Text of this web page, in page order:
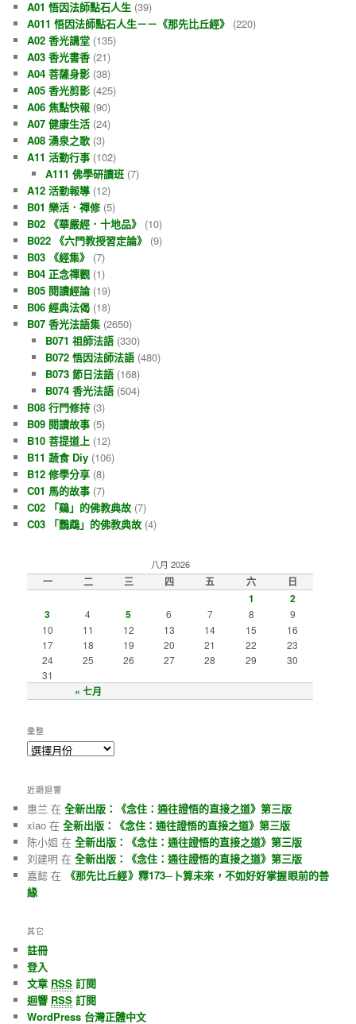
A01 悟因法師點石人生 (39)
A011 悟因法師點石人生－－《那先比丘經》 (220)
A02 香光講堂 (135)
A03 香光書香 (21)
A04 菩薩身影 (38)
A05 香光剪影 (425)
A06 焦點快報 (90)
A07 健康生活 (24)
A08 湧泉之歌 (3)
A11 活動行事 (102)
A111 佛學研讀班(7)
A12 活動報導 (12)
B01 樂活．禪修(5)
B02 《華嚴經．十地品》 (10)
B022 《六門教授習定論》 (9)
B03 《經集》 (7)
B04 正念禪觀 (1)
B05 閱讀經論 (19)
B06 經典法偈 (18)
B07 香光法語集 (2650)
B071 祖師法語(330)
B072 悟因法師法語(480)
B073 節日法語(168)
B074 香光法語(504)
B08 行門修持 (3)
B09 閱讀故事 (5)
B10 菩提道上 (12)
B11 蔬食 Diy (106)
B12 修學分享 (8)
C01 馬的故事 (7)
C02 「鷄」的佛教典故 (7)
C03 「鸚鵡」的佛教典故 (4)
八月 2026
一 二 三 四 五 六 日
« 七月
1
2
3
4 5 6 7 8
9
10
11 12 13 14 15
16
17
18 19 20 21 22
23
24
25 26 27 28 29
30
31
彙整
近期迴響
惠兰 在全新出版：《念住：通往證悟的直接之道》第三版
xiao 在全新出版：《念住：通往證悟的直接之道》第三版
陈小姐 在全新出版：《念住：通往證悟的直接之道》第三版
刘建明 在全新出版：《念住：通往證悟的直接之道》第三版
嘉懿 在
《那先比丘經》釋173─卜算未來，不如好好掌握眼前的善
緣
其它
註冊
登入
文章 RSS 訂閱
迴響 RSS 訂閱
WordPress 台灣正體中文